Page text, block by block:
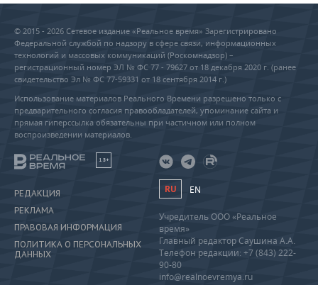
© 2015 - 2026 Сетевое издание «Реальное время» Зарегистрировано
Федеральной службой по надзору в сфере связи, информационных
технологий и массовых коммуникаций (Роскомнадзор) –
регистрационный номер ЭЛ № ФС 77 - 79627 от 18 декабря 2020 г. (ранее
свидетельство Эл № ФС 77-59331 от 18 сентября 2014 г.)
Использование материалов Реального Времени разрешено только с
предварительного согласия правообладателей, упоминание сайта и
прямая гиперссылка обязательны при частичном или полном
воспроизведении материалов.
18+
РЕДАКЦИЯ
РЕКЛАМА
ПРАВОВАЯ ИНФОРМАЦИЯ
ПОЛИТИКА О ПЕРСОНАЛЬНЫХ
ДАННЫХ
RU EN
Учредитель ООО «Реальное
время»
Главный редактор Саушина А.А.
Телефон редакции: +7 (843) 222-
90-80
info@realnoevremya.ru